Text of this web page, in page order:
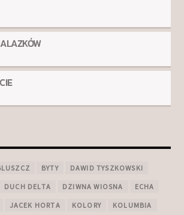
BYTY DAWID TYSZKOWSKI
DUCH DELTA DZIWNA WIOSNA ECHA
JACEK HORTA KOLORY KOLUMBIA